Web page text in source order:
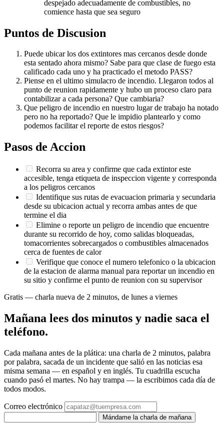
despejado adecuadamente de combustibles, no
comience hasta que sea seguro
Puntos de Discusion
Puede ubicar los dos extintores mas cercanos desde donde
esta sentado ahora mismo? Sabe para que clase de fuego esta
calificado cada uno y ha practicado el metodo PASS?
Piense en el ultimo simulacro de incendio. Llegaron todos al
punto de reunion rapidamente y hubo un proceso claro para
contabilizar a cada persona? Que cambiaria?
Que peligro de incendio en nuestro lugar de trabajo ha notado
pero no ha reportado? Que le impidio plantearlo y como
podemos facilitar el reporte de estos riesgos?
Pasos de Accion
Recorra su area y confirme que cada extintor este
accesible, tenga etiqueta de inspeccion vigente y corresponda
a los peligros cercanos
Identifique sus rutas de evacuacion primaria y secundaria
desde su ubicacion actual y recorra ambas antes de que
termine el dia
Elimine o reporte un peligro de incendio que encuentre
durante su recorrido de hoy, como salidas bloqueadas,
tomacorrientes sobrecargados o combustibles almacenados
cerca de fuentes de calor
Verifique que conoce el numero telefonico o la ubicacion
de la estacion de alarma manual para reportar un incendio en
su sitio y confirme el punto de reunion con su supervisor
Gratis — charla nueva de 2 minutos, de lunes a viernes
Mañana lees dos minutos y nadie saca el
teléfono.
Cada mañana antes de la plática: una charla de 2 minutos, palabra
por palabra, sacada de un incidente que salió en las noticias esa
misma semana — en español y en inglés. Tu cuadrilla escucha
cuando pasó el martes. No hay trampa — la escribimos cada día de
todos modos.
Correo electrónico
Mándame la charla de mañana